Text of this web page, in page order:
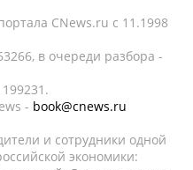
CNews.ru c 11.1998
в очереди разбора -
- book@cnews.ru
и сотрудники одной
экономики: